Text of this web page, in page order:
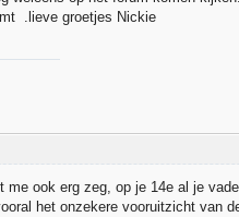
.lieve groetjes Nickie
me ook erg zeg, op je 14e al je
het onzekere vooruitzicht van